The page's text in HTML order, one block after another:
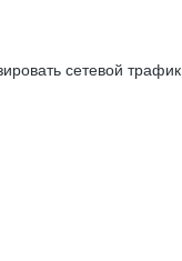
сетевой трафик.